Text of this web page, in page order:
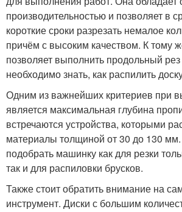
производительностью и позволяет в
короткие сроки разрезать немалое
причём с высоким качеством. К тому
позволяет выполнить продольный
необходимо знать, как распилить
Одним из важнейших критериев при
является максимальная глубина
встречаются устройства, которыми
материалы толщиной от 30 до 130
подобрать машинку как для резки
так и для распиловки брусков.
Также стоит обратить внимание на
инструмент. Диски с большим